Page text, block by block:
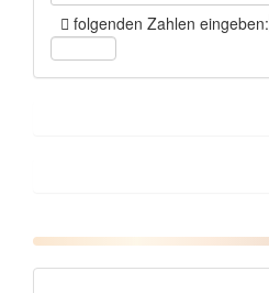
folgenden Zahlen eingeben: